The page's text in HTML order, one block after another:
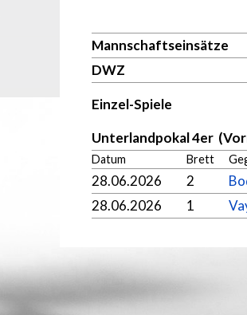
Mannschaftseinsätze
DWZ
Einzel-Spiele
Unterlandpokal 4er
Datum Brett
28.06.2026 2
28.06.2026
1